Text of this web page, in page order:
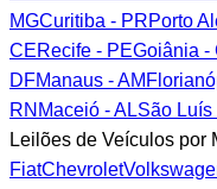
MGCuritiba - PRPorto
CERecife - PEGoiânia -
DFManaus - AM
RN Maceió - ALSão Luís
Leilões de Veículos por
FiatChevrolet